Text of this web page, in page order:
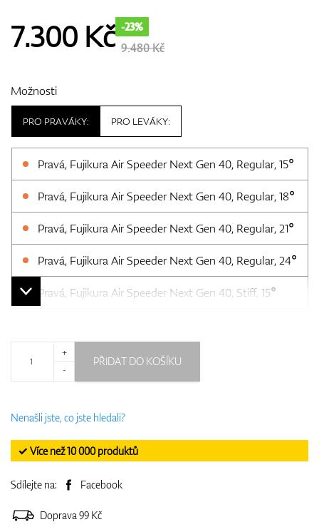
Dárkové poukazy
7.300 Kč -23%
9.480 Kč
Možnosti
PRO PRAVÁKY:
Pravá, Fujikura Air Speeder Next Gen 40, Regular, 15°
Pravá, Fujikura Air Speeder Next Gen 40, Regular, 18°
Pravá, Fujikura Air Speeder Next Gen 40, Regular, 21°
Pravá, Fujikura Air Speeder Next Gen 40, Regular, 24°
Pravá, Fujikura Air Speeder Next Gen 40, Stiff, 15°
PRO LEVÁKY:
+
-
PŘIDAT DO KOŠÍKU
Nenašli jste, co jste hledali?
✓ Více než 10 000 produktů
Sdílejte na: Facebook
Doprava 99 Kč